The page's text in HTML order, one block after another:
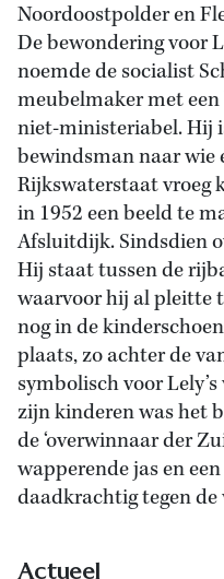
Noordoostpolder en
De bewondering voor
noemde de socialist
meubelmaker met
niet-ministeriabel. Hij
bewindsman naar wie
Rijkswaterstaat vroeg
in 1952 een beeld te
Afsluitdijk. Sindsdien
Hij staat tussen de
waarvoor hij al pleitte
nog in de
plaats, zo achter de
symbolisch voor
zijn kinderen was het
de ‘overwinnaar der
wapperende jas en
daadkrachtig tegen
Actueel